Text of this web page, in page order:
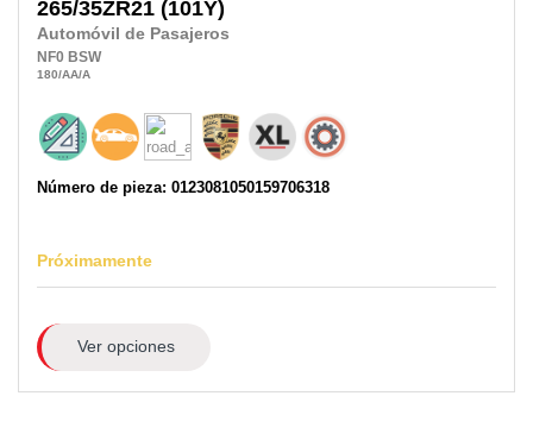
265/35ZR21 (101Y)
Automóvil de Pasajeros
NF0 BSW
180/AA/A
Número de pieza: 0123081050159706318
Próximamente
Ver opciones